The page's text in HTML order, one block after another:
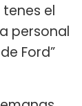
el
personal
Ford”